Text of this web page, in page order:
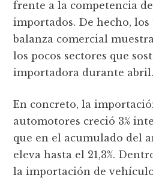
frente a la competencia
importados. De hecho,
balanza comercial
los pocos sectores que
importadora durante abril.
En concreto, la
automotores creció 3%
que en el acumulado del
eleva hasta el 21,3%.
la importación de